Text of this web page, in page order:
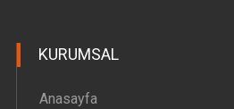
KURUMSAL
Anasayfa